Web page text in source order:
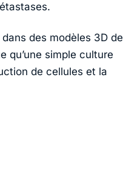
dans des modèles 3D de
qu’une simple culture
de cellules et la